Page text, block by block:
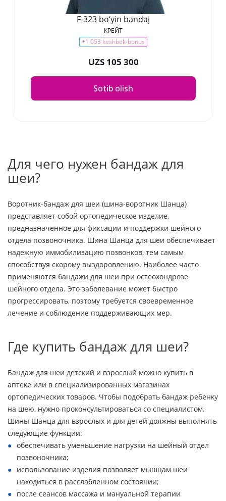
F-323 bo‘yin bandaj
КРЕЙТ
+1 053 keshbek-bonus
UZS 105 300
Sotib olish
Для чего нужен бандаж для
шеи?
Воротник-бандаж для шеи (шина-воротник Шанца)
представляет собой ортопедическое изделие,
предназначенное для фиксации и поддержки шейного
отдела позвоночника. Шина Шанца для шеи обеспечивает
надежную иммобилизацию позвонков, тем самым
способствуя скорому выздоровлению. Наиболее часто
применяются бандажи для шеи при остеохондрозе
шейного отдела. Это заболевание может быстро
прогрессировать, поэтому требуется своевременное
лечение и соблюдение поддерживающих мер.
Где купить бандаж для шеи?
Бандаж для шеи детский и взрослый можно купить в
аптеке или в специализированных магазинах
ортопедических товаров. Чтобы подобрать бандаж ребенку
на шею, нужно проконсультироваться со специалистом.
Шины Шанца для взрослых и для детей должны выполнять
следующие функции:
обеспечивать уменьшение нагрузки на шейный отдел
позвоночника;
использование изделия позволяет мышцам шеи
находиться в расслабленном состоянии;
после сеансов массажа и мануальной терапии